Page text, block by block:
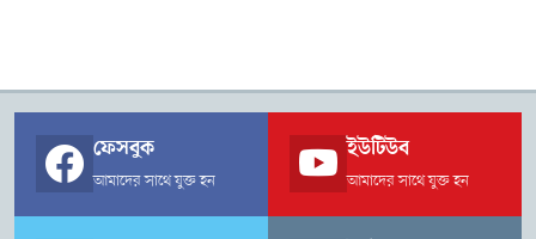
ফেসবুক
আমাদের সাথে যুক্ত হন
ইউটিউব
আমাদের সাথে যুক্ত হন